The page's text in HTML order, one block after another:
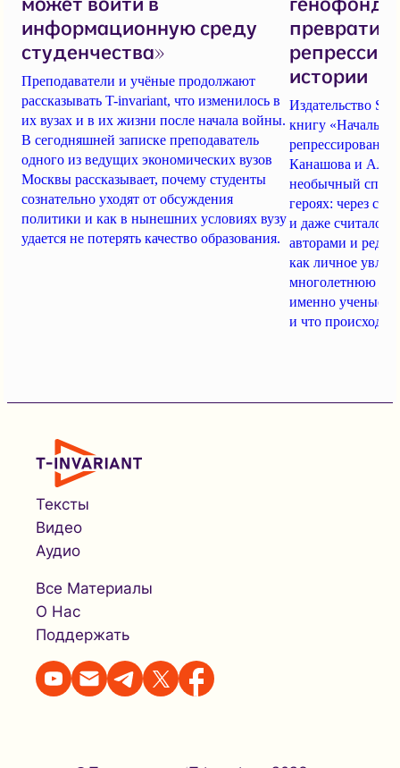
информационную среду
студенчества»
Преподаватели и учёные продолжают
рассказывать T-invariant, что изменилось в
их вузах и в их жизни после начала войны.
В сегодняшней записке преподаватель
одного из ведущих экономических вузов
Москвы рассказывает, почему студенты
сознательно уходят от обсуждения
политики и как в нынешних условиях вузу
удается не потерять качество образования.
репрессий
истории
Издательство
книгу
Канашова и
необычный
героях: через
и даже
авторами и
как личное
многолетнюю
именно ученые
и что
Тексты
Видео
Аудио
Все Материалы
О Нас
Поддержать